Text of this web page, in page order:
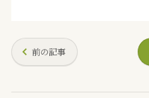
前の記事